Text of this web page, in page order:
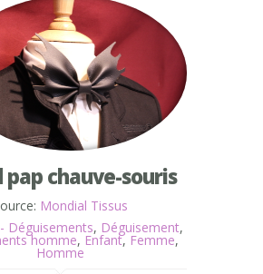
chauve-souris
Mondial Tissus
Déguisements, Déguisement,
homme, Enfant, Femme,
Homme